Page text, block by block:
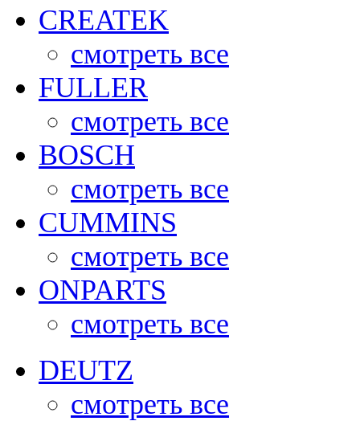
CREATEK
смотреть все
FULLER
смотреть все
BOSCH
смотреть все
CUMMINS
смотреть все
ONPARTS
смотреть все
DEUTZ
смотреть все